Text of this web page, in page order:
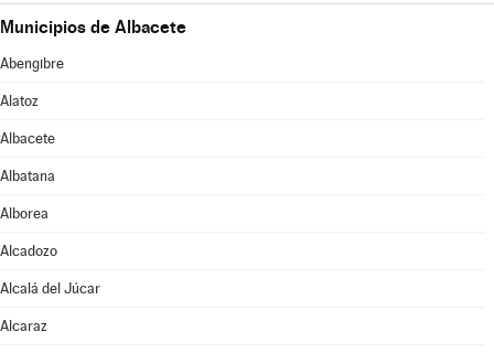
Municipios de Albacete
Abengibre
Alatoz
Albacete
Albatana
Alborea
Alcadozo
Alcalá del Júcar
Alcaraz